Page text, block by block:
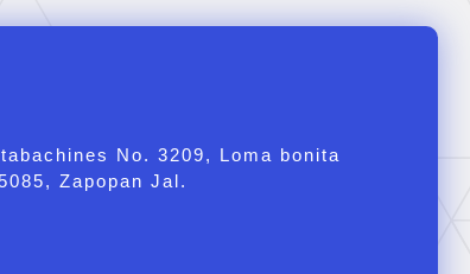
No. 3209, Loma bonita
Zapopan Jal.